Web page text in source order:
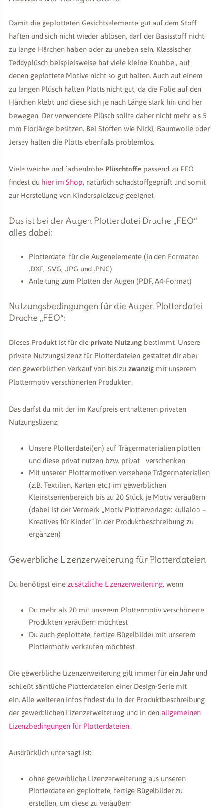
Damit die geplotteten Gesichtselemente gut auf dem Stoff
haften und sich nicht wieder ablösen, darf der Basisstoff nicht
zu lange Härchen haben oder zu uneben sein. Klassischer
Teddyplüsch beispielsweise hat viele kleine Knubbel, auf
denen geplottete Motive nicht so gut halten. Auch auf einem
zu langen Plüsch halten Plotts nicht gut, da die Folie auf den
Härchen klebt und diese sich je nach Länge stark hin und her
bewegen. Der verwendete Plüsch sollte daher nicht mehr als 5
mm Florlänge besitzen. Bei Stoffen wie Nicki, Baumwolle oder
Jersey halten die Plotts ebenfalls problemlos.
Viele weiche und farbenfrohe Plüschtoffepassend zu FEO
findest du hier im Shop, natürlich schadstoffgeprüft und somit
zur Herstellung von Kinderspielzeug geeignet.
Das ist bei der Augen Plotterdatei Drache „FEO“
alles dabei:
Plotterdatei für die Augenelemente (in den Formaten
.DXF, .SVG, .JPG und .PNG)
Anleitung zum Plotten der Augen (PDF, A4-Format)
Nutzungsbedingungen für die Augen Plotterdatei
Drache „FEO“:
Dieses Produkt ist für die private Nutzungbestimmt. Unsere
private Nutzungslizenz für Plotterdateien gestattet dir aber
den gewerblichen Verkauf von bis zu zwanzigmit unserem
Plottermotiv verschönerten Produkten.
Das darfst du mit der im Kaufpreis enthaltenen privaten
Nutzungslizenz:
Unsere Plotterdatei(en) auf Trägermaterialien plotten
und diese privat nutzen bzw. privat verschenken
Mit unseren Plottermotiven versehene Trägermaterialien
(z.B. Textilien, Karten etc.) im gewerblichen
Kleinstserienbereich bis zu 20 Stück je Motiv veräußern
(dabei ist der Vermerk „Motiv Plottervorlage: kullaloo –
Kreatives für Kinder“ in der Produktbeschreibung zu
ergänzen)
Gewerbliche Lizenzerweiterung für Plotterdateien
Du benötigst eine zusätzliche Lizenzerweiterung, wenn
Du mehr als 20 mit unserem Plottermotiv verschönerte
Produkten veräußern möchtest
Du auch geplottete, fertige Bügelbilder mit unserem
Plottermotiv verkaufen möchtest
Die gewerbliche Lizenzerweiterung gilt immer für ein Jahrund
schließt sämtliche Plotterdateien einer Design-Serie mit
ein. Alle weiteren Infos findest du in der Produktbeschreibung
der gewerblichen Lizenzerweiterung und in den allgemeinen
Lizenzbedingungen für Plotterdateien.
Ausdrücklich untersagt ist:
ohne gewerbliche Lizenzerweiterung aus unseren
Plotterdateien geplottete, fertige Bügelbilder zu
erstellen, um diese zu veräußern